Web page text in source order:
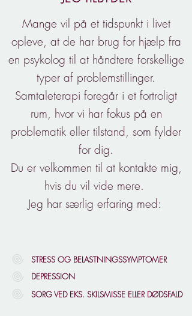
Mange vil på et tidspunkt i livet
opleve, at de har brug for hjælp fra
en psykolog til at håndtere forskellige
typer af problemstillinger.
Samtaleterapi foregår i et fortroligt
rum, hvor vi har fokus på en
problematik eller tilstand, som fylder
for dig.
Du er velkommen til at kontakte mig,
hvis du vil vide mere.
Jeg har særlig erfaring med:
STRESS OG BELASTNINGSSYMPTOMER
DEPRESSION
SORG VED EKS. SKILSMISSE ELLER DØDSFALD